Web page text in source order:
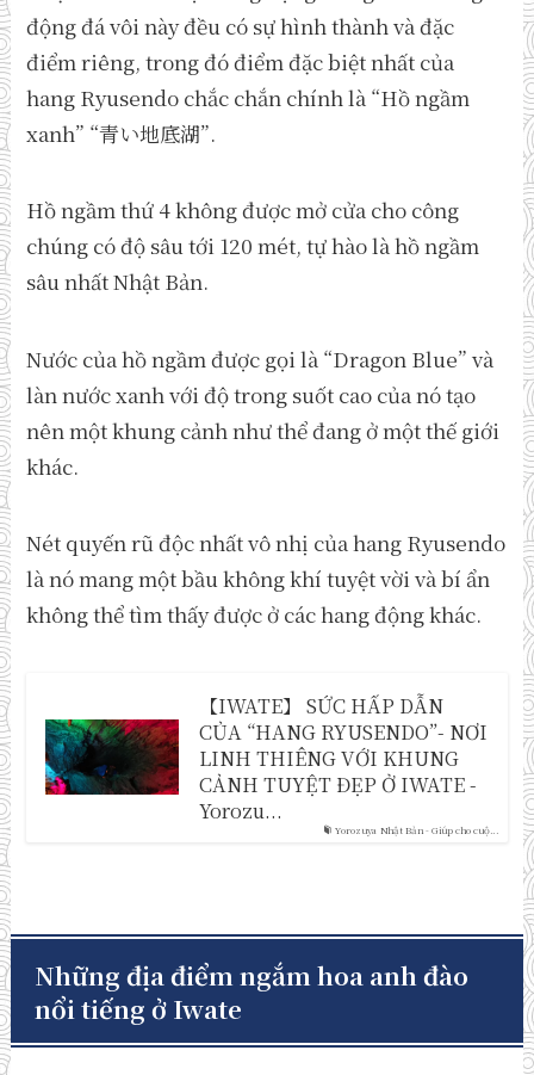
động đá vôi này đều có sự hình thành và đặc
điểm riêng, trong đó điểm đặc biệt nhất của
hang Ryusendo chắc chắn chính là “Hồ ngầm
xanh” “青い地底湖”.
Hồ ngầm thứ 4 không được mở cửa cho công
chúng có độ sâu tới 120 mét, tự hào là hồ ngầm
sâu nhất Nhật Bản.
Nước của hồ ngầm được gọi là “Dragon Blue” và
làn nước xanh với độ trong suốt cao của nó tạo
nên một khung cảnh như thể đang ở một thế giới
khác.
Nét quyến rũ độc nhất vô nhị của hang Ryusendo
là nó mang một bầu không khí tuyệt vời và bí ẩn
không thể tìm thấy được ở các hang động khác.
Yorozuya Nhật Bản - Giúp cho cuộ...
【IWATE】 SỨC HẤP DẪN
CỦA “HANG RYUSENDO”- NƠI
LINH THIÊNG VỚI KHUNG
CẢNH TUYỆT ĐẸP Ở IWATE -
Yorozu...
Những địa điểm ngắm hoa anh đào
nổi tiếng ở Iwate